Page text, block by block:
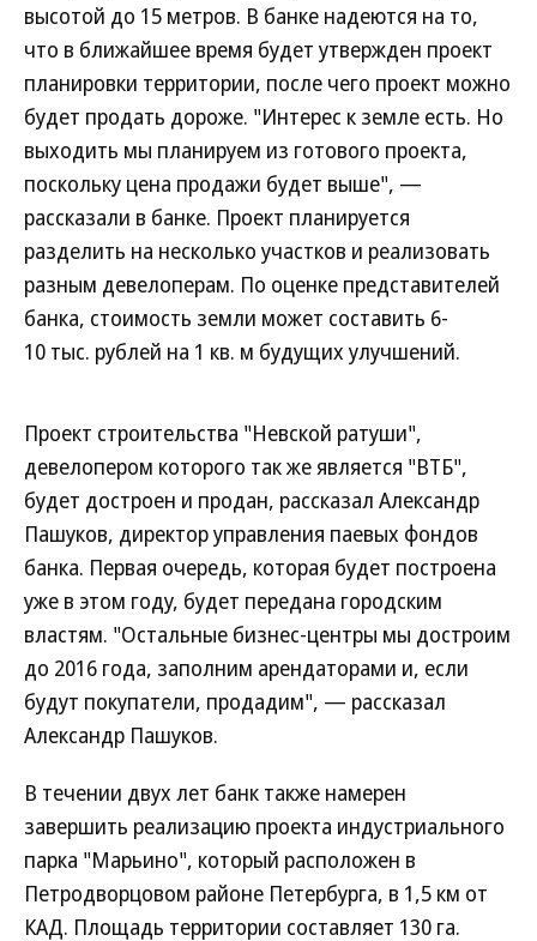
высотой до 15 метров. В банке надеются на то,
что в ближайшее время будет утвержден проект
планировки территории, после чего проект можно
будет продать дороже. "Интерес к земле есть. Но
выходить мы планируем из готового проекта,
поскольку цена продажи будет выше", —
рассказали в банке. Проект планируется
разделить на несколько участков и реализовать
разным девелоперам. По оценке представителей
банка, стоимость земли может составить 6-
10 тыс. рублей на 1 кв. м будущих улучшений.
Проект строительства "Невской ратуши",
девелопером которого так же является "ВТБ",
будет достроен и продан, рассказал Александр
Пашуков, директор управления паевых фондов
банка. Первая очередь, которая будет построена
уже в этом году, будет передана городским
властям. "Остальные бизнес-центры мы достроим
до 2016 года, заполним арендаторами и, если
будут покупатели, продадим", — рассказал
Александр Пашуков.
В течении двух лет банк также намерен
завершить реализацию проекта индустриального
парка "Марьино", который расположен в
Петродворцовом районе Петербурга, в 1,5 км от
КАД. Площадь территории составляет 130 га.